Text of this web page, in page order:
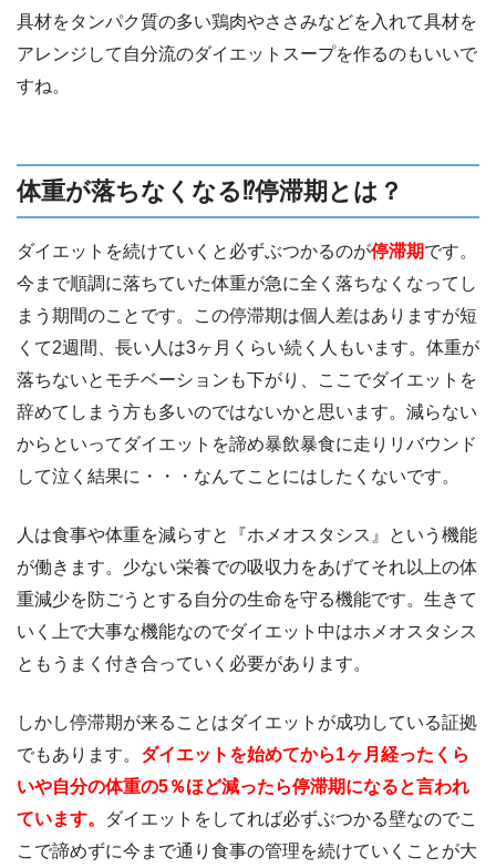
具材をタンパク質の多い鶏肉やささみなどを入れて具材を
アレンジして自分流のダイエットスープを作るのもいいで
すね。
体重が落ちなくなる⁉︎停滞期とは？
ダイエットを続けていくと必ずぶつかるのが停滞期です。
今まで順調に落ちていた体重が急に全く落ちなくなってし
まう期間のことです。この停滞期は個人差はありますが短
くて2週間、長い人は3ヶ月くらい続く人もいます。体重が
落ちないとモチベーションも下がり、ここでダイエットを
辞めてしまう方も多いのではないかと思います。減らない
からといってダイエットを諦め暴飲暴食に走りリバウンド
して泣く結果に・・・なんてことにはしたくないです。
人は食事や体重を減らすと『ホメオスタシス』という機能
が働きます。少ない栄養での吸収力をあげてそれ以上の体
重減少を防ごうとする自分の生命を守る機能です。生きて
いく上で大事な機能なのでダイエット中はホメオスタシス
ともうまく付き合っていく必要があります。
しかし停滞期が来ることはダイエットが成功している証拠
でもあります。 ダイエットを始めてから1ヶ月経ったくら
いや自分の体重の5％ほど減ったら停滞期になると言われ
ています。
ダイエットをしてれば必ずぶつかる壁なのでこ
こで諦めずに今まで通り食事の管理を続けていくことが大